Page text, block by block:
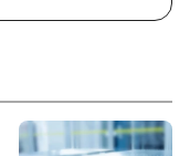
。大湾棒球协会于
和国内选手组成。
参加台湾职业棒球
表队在3日训练首日迎
得了令人愉快的首场